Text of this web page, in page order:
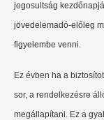
jogosultság
jövedelemadó-előleg
figyelembe venni.
Ez évben ha a
sor, a rendelkezésre
megállapítani. Ez a